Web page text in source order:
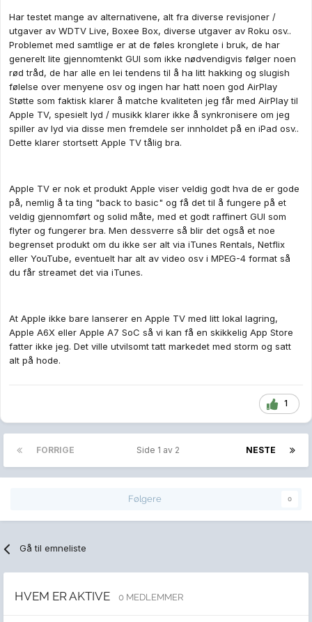
Har testet mange av alternativene, alt fra diverse revisjoner /
utgaver av WDTV Live, Boxee Box, diverse utgaver av Roku osv..
Problemet med samtlige er at de føles kronglete i bruk, de har
generelt lite gjennomtenkt GUI som ikke nødvendigvis følger noen
rød tråd, de har alle en lei tendens til å ha litt hakking og slugish
følelse over menyene osv og ingen har hatt noen god AirPlay
Støtte som faktisk klarer å matche kvaliteten jeg får med AirPlay til
Apple TV, spesielt lyd / musikk klarer ikke å synkronisere om jeg
spiller av lyd via disse men fremdele ser innholdet på en iPad osv..
Dette klarer stortsett Apple TV tålig bra.
Apple TV er nok et produkt Apple viser veldig godt hva de er gode
på, nemlig å ta ting "back to basic" og få det til å fungere på et
veldig gjennomført og solid måte, med et godt raffinert GUI som
flyter og fungerer bra. Men dessverre så blir det også et noe
begrenset produkt om du ikke ser alt via iTunes Rentals, Netflix
eller YouTube, eventuelt har alt av video osv i MPEG-4 format så
du får streamet det via iTunes.
At Apple ikke bare lanserer en Apple TV med litt lokal lagring,
Apple A6X eller Apple A7 SoC så vi kan få en skikkelig App Store
fatter ikke jeg. Det ville utvilsomt tatt markedet med storm og satt
alt på hode.
1
FORRIGE NESTE
Side 1 av 2
Følgere 0
Gå til emneliste
HVEM ER AKTIVE 0 MEDLEMMER